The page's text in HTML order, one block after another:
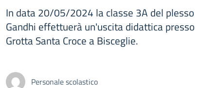
In data 20/05/2024 la classe 3A del plesso
Gandhi effettuerà un'uscita didattica presso
Grotta Santa Croce a Bisceglie.
Personale scolastico